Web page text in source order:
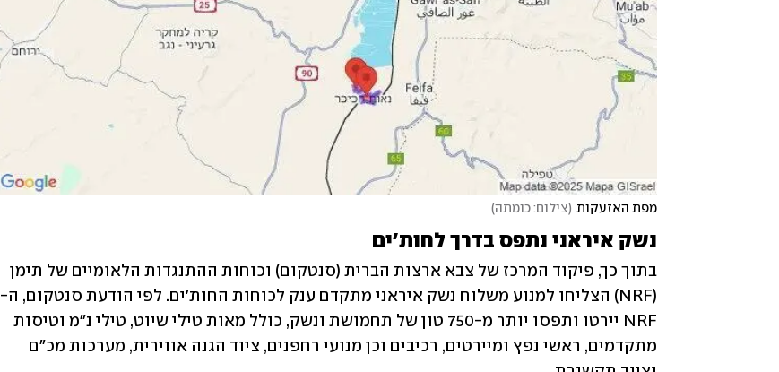
מפת האזעקות (צילום: כומתה)
נשק איראני נתפס בדרך לחות'ים
(NRF) הצליחו למנוע משלוח נשק איראני מתקדם ענק לכוחות החות'ים. לפי הודעת סנטקום, ה-